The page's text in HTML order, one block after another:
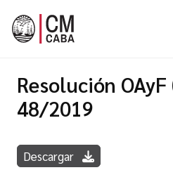
Resolución OAyF
48/2019
Descargar